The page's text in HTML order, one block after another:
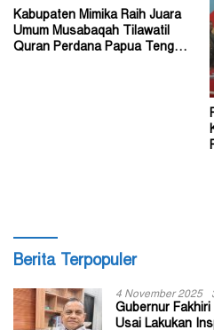
Kabupaten Mimika Raih Juara
Umum Musabaqah Tilawatil
Quran Perdana Papua Tengah
Berita Terpopuler
4 November 2025
Gubernur
Usai Lakukan